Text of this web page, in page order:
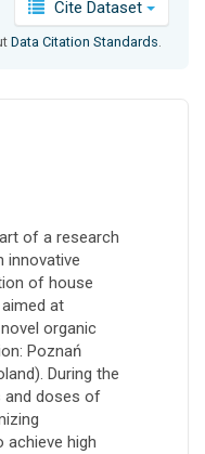
Cite Dataset
Data Citation Standards.
of a research
innovative
of house
at
organic
Poznań
During the
and doses of
high